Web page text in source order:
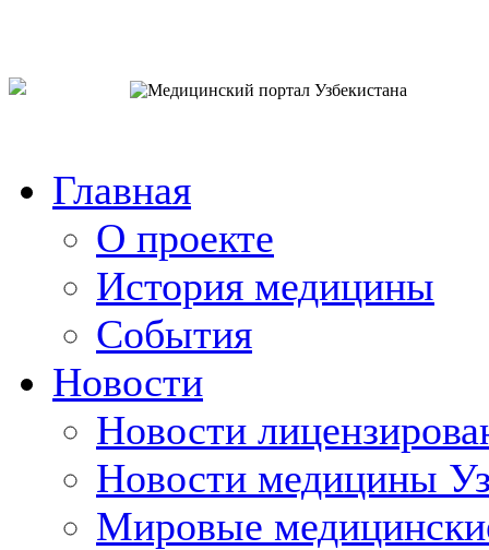
Главная
О проекте
История медицины
События
Новости
Новости
Новости медицины
Мировые